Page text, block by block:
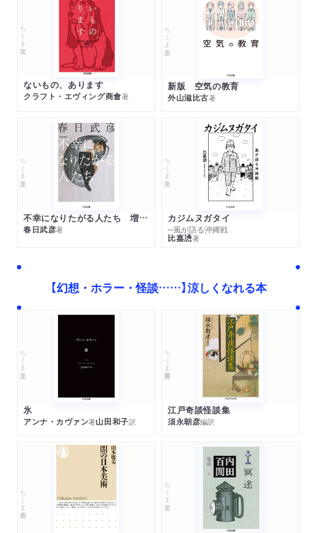
ちくま文庫
ないもの、あります
クラフト・エヴィング商會著
ちくま文庫
新版 空気の教育
外山滋比古著
ちくま文庫
不幸になりたがる人たち 増補新版
春日武彦著
ちくま文庫
カジムヌガタイ
─風が語る沖縄戦
比嘉慂著
【幻想・ホラー・怪談……】涼しくなれる本
ちくま文庫
氷
アンナ・カヴァン著山田和子訳
ちくま学芸文庫
江戸奇談怪談集
須永朝彦編訳
ちくま新書 ちくま文庫